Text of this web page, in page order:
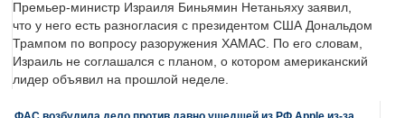
Премьер-министр Израиля Биньямин Нетаньяху заявил,
что у него есть разногласия с президентом США Дональдом
Трампом по вопросу разоружения ХАМАС. По его словам,
Израиль не соглашался с планом, о котором американский
лидер объявил на прошлой неделе.